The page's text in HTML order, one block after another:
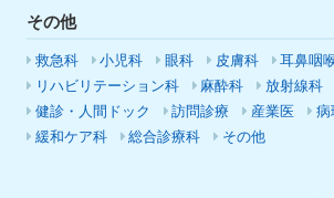
その他
救急科 小児科 眼科 皮膚科 耳鼻咽
リハビリテーション科
麻酔科 放射線科
健診・人間ドック
訪問診療 産業医 病
緩和ケア科
総合診療科 その他